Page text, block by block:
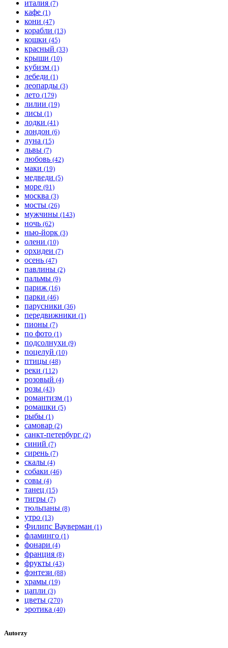
италия (7)
кафе (1)
кони (47)
корабли (13)
кошки (45)
красный (33)
крыши (10)
кубизм (1)
лебеди (1)
леопарды (3)
лето (179)
лилии (19)
лисы (1)
лодки (41)
лондон (6)
луна (15)
львы (7)
любовь (42)
маки (19)
медведи (5)
море (91)
москва (3)
мосты (26)
мужчины (143)
ночь (62)
нью-йорк (3)
олени (10)
орхидеи (7)
осень (47)
павлины (2)
пальмы (9)
париж (16)
парки (46)
парусники (36)
передвижники (1)
пионы (7)
по фото (1)
подсолнухи (9)
поцелуй (10)
птицы (48)
реки (112)
розовый (4)
розы (43)
романтизм (1)
ромашки (5)
рыбы (1)
самовар (2)
санкт-петербург (2)
синий (7)
сирень (7)
скалы (4)
собаки (46)
совы (4)
танец (15)
тигры (7)
тюльпаны (8)
утро (13)
Филипс Вауверман (1)
фламинго (1)
фонари (4)
франция (8)
фрукты (43)
фэнтези (88)
храмы (19)
цапли (3)
цветы (270)
эротика (40)
Autorzy